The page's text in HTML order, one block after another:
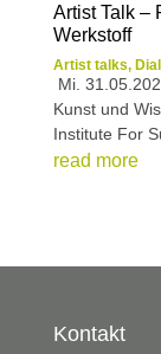
Artist Talk –
Werkstoff
Artist talks,
Mi.
Kunst und
Institute For
read more
Kontakt